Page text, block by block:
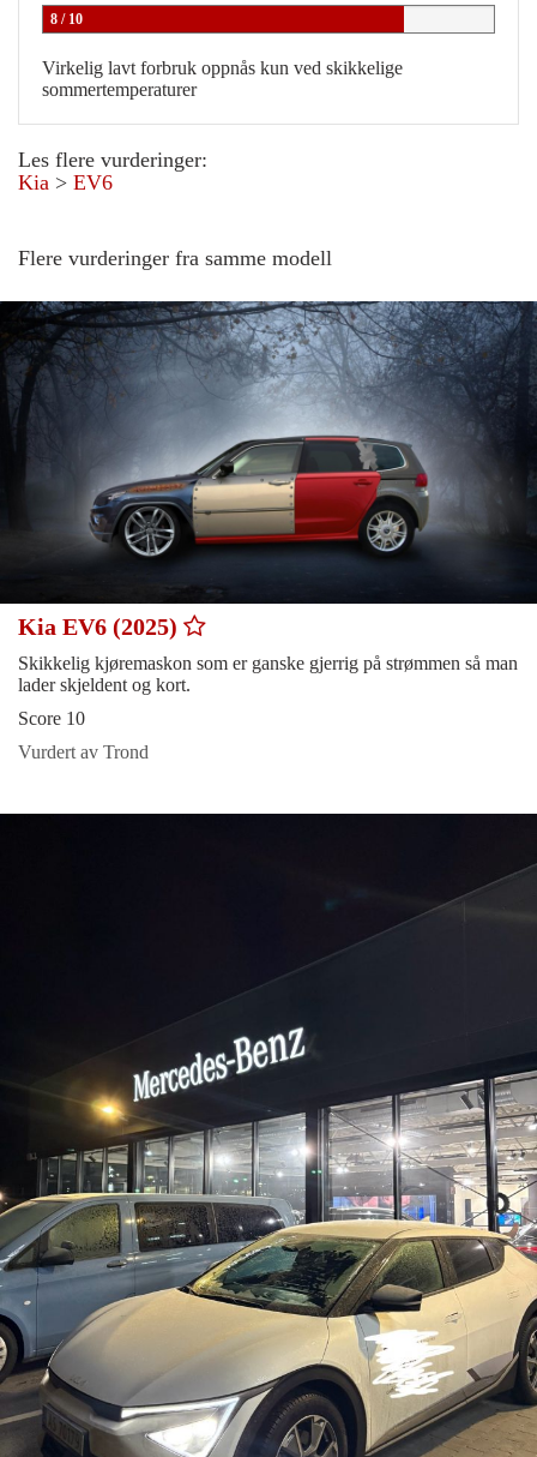
8 / 10
Virkelig lavt forbruk oppnås kun ved skikkelige
sommertemperaturer
Les flere vurderinger:
Kia > EV6
Flere vurderinger fra samme modell
Kia EV6 (2025)
Skikkelig kjøremaskon som er ganske gjerrig på strømmen så man
lader skjeldent og kort.
Score 10
Vurdert av Trond